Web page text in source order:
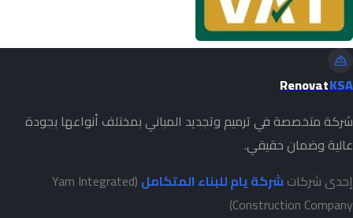
RenovatKSA
شركة متخصصة في ترميم وتجديد المباني بمختلف أنواعها بجودة
عالية وضمان حقيقي.
إحدى شركاتشركة يام للبناء المتكامل (Yam Integrated
Construction Company)